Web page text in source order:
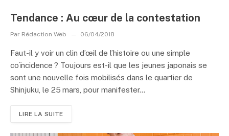
Tendance : Au cœur de la contestation
Par Rédaction Web 06/04/2018
Faut-il y voir un clin d’œil de l’histoire ou une simple
coïncidence ? Toujours est-il que les jeunes japonais se
sont une nouvelle fois mobilisés dans le quartier de
Shinjuku, le 25 mars, pour manifester...
LIRE LA SUITE